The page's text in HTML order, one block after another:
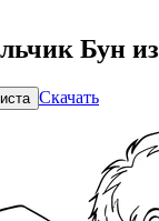
Бун
Скачать